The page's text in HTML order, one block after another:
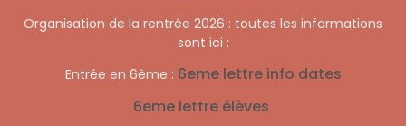
Organisation de la rentrée 2026 : toutes les informations
sont ici :
Entrée en 6ème : 6eme lettre info dates
6eme lettre élèves